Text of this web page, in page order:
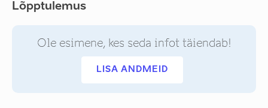
Lõpptulemus
Ole esimene, kes seda infot täiendab!
LISA ANDMEID